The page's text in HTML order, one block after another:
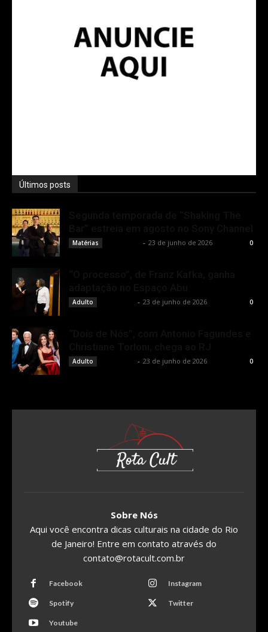
Últimos posts
Matérias - 23 de junho de 2026 0
Adulto - 23 de junho de 2026 0
Adulto - 23 de junho de 2026 0
Sobre Nós
Aqui você encontra dicas culturais na cidade do Rio
de Janeiro! Entre em contato através do
contato@rotacult.com.br
Facebook Instagram
Spotify Twitter
Youtube